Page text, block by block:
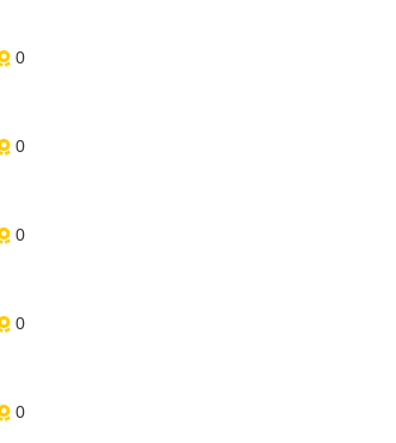
0
0
0
0
0